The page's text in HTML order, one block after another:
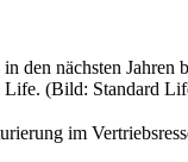
nächsten
Life. (Bild: Standard
im